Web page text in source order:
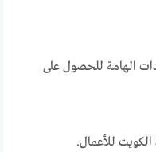
الهامة للحصول على
للأعمال.